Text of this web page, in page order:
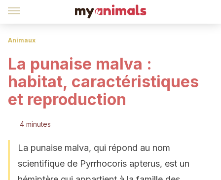
Animaux
La punaise malva :
habitat, caractéristiques
et reproduction
4 minutes
La punaise malva, qui répond au nom
scientifique de Pyrrhocoris apterus, est un